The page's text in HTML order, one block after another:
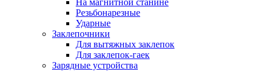
На магнитной станине
Резьбонарезные
Ударные
Заклепочники
Для вытяжных заклепок
Для заклепок-гаек
Зарядные устройства